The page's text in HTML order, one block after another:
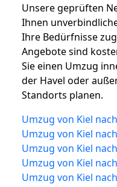
Unsere geprüften
Ihnen
Ihre Bedürfnisse
Angebote sind
Sie einen Umzug
der Havel oder
Standorts planen.
Umzug von Kiel
Umzug von Kiel
Umzug von Kiel
Umzug von Kiel
Umzug von Kiel